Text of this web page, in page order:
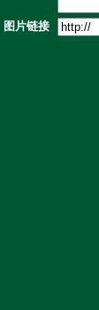
图片链接